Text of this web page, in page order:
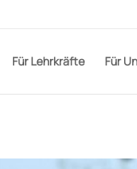
Für Lehrkräfte Für